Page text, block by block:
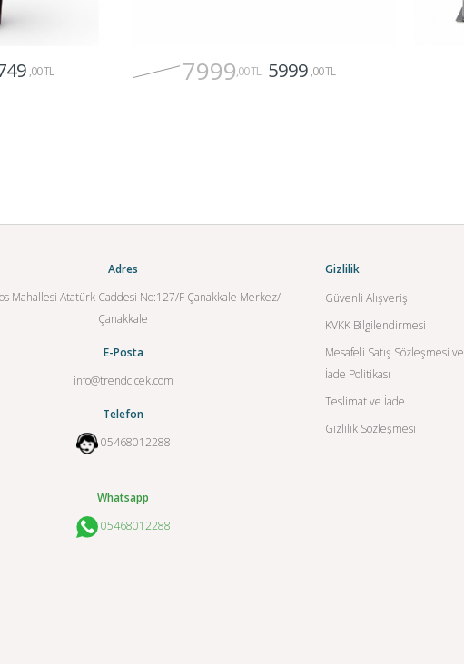
,00 TL 7999,00 TL 5999 ,00 TL
Adres
Mahallesi Atatürk Caddesi No:127/F Çanakkale Merkez/
Çanakkale
E-Posta
info@trendcicek.com
Telefon
05468012288
Whatsapp
05468012288
Gizlilik
Güvenli Alışveriş
KVKK Bilgilendirmesi
Mesafeli Satış Sözleşmesi ve
İade Politikası
Teslimat ve İade
Gizlilik Sözleşmesi